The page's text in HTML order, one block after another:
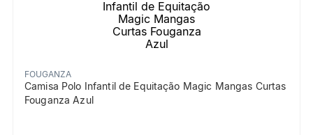
FOUGANZA
Camisa Polo Infantil de Equitação Magic Mangas Curtas
Fouganza Azul